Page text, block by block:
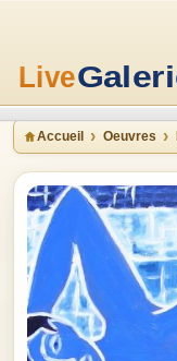
Accueil Oeuvres